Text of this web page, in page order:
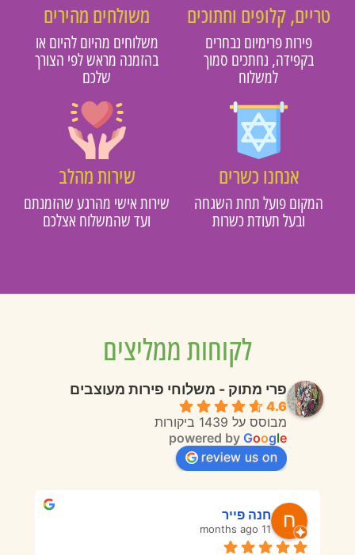
טריים, קלופים וחתוכים
פירות פרימיום נבחרים
בקפידה, נחתכים סמוך
למשלוח
משולחים מהירים
משלוחים מהיום להיום או
בהזמנה מראש לפי הצורך
שלכם
אנחנו כשרים
המקום פועל תחת השגחה
ובעל תעודת כשרות
שירות מהלב
שירות אישי מהרגע שהזמנתם
ועד שהמשלוח אצלכם
לקוחות ממליצים
פרי מתוק - משלוחי פירות מעוצבים
4.6
מבוסס על 1439 ביקורות
powered byGoogle
review us on
חנה פייר
11 months ago